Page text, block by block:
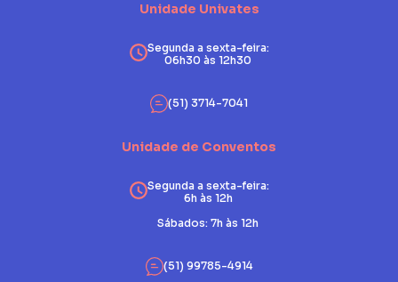
Unidade Univates
Segunda a sexta-feira:
06h30 às 12h30
(51) 3714-7041
Unidade de Conventos
Segunda a sexta-feira:
6h às 12h
Sábados: 7h às 12h
(51) 99785-4914